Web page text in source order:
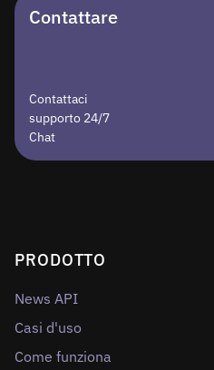
Contattare
Contattaci
supporto 24/7
Chat
PRODOTTO
News API
Casi d'uso
Come funziona